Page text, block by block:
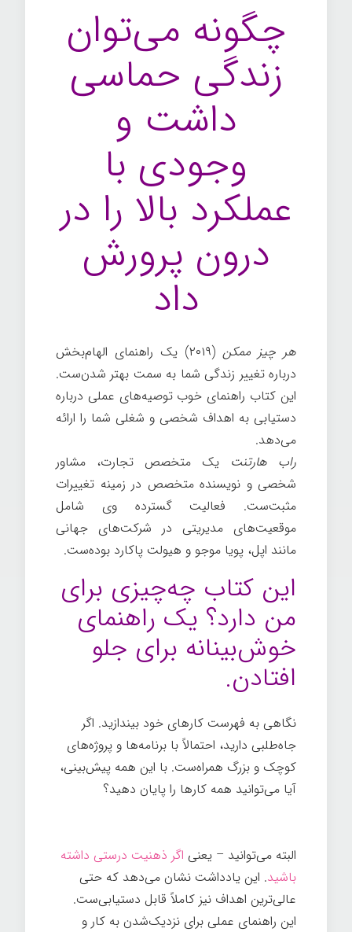
چگونه می‌توان
زندگی حماسی
داشت و
وجودی با
عملکرد بالا را در
درون پرورش
داد
هر چیز ممکن
(۲۰۱۹) یک راهنمای الهام‌بخش
درباره تغییر زندگی شما به سمت بهتر شدن‌ست.
این کتاب راهنمای خوب توصیه‌های عملی درباره
دستیابی به اهداف شخصی و شغلی شما را ارائه
می‌دهد.
راب هارتنت یک متخصص تجارت، مشاور
شخصی و نویسنده متخصص در زمینه تغییرات
مثبت‌ست. فعالیت گسترده وی شامل
موقعیت‌های مدیریتی در شرکت‌های جهانی
مانند اپل، پویا موجو و هیولت پاکارد بوده‌ست.
این کتاب چه‌چیزی برای
من دارد؟ یک راهنمای
خوش‌بینانه برای جلو
افتادن.
نگاهی به فهرست کارهای خود بیندازید. اگر
جاه‌طلبی دارید، احتمالاً با برنامه‌ها و پروژه‌های
کوچک و بزرگ همراه‌ست. با این همه پیش‌بینی،
آیا می‌توانید همه کارها را پایان دهید؟
البته می‌توانید – یعنی اگر ذهنیت درستی داشته
باشید. این یادداشت نشان می‌دهد که حتی
عالی‌ترین اهداف نیز کاملاً قابل دستیابی‌ست.
این راهنمای عملی برای نزدیک‌شدن به کار و